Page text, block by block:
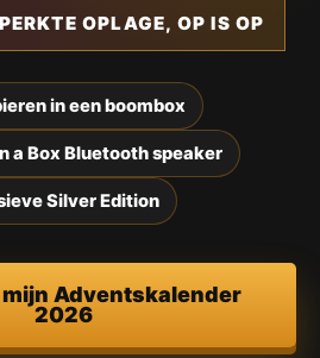
OPLAGE, OP IS OP
in een boombox
a Box Bluetooth speaker
Silver Edition
Adventskalender
2026